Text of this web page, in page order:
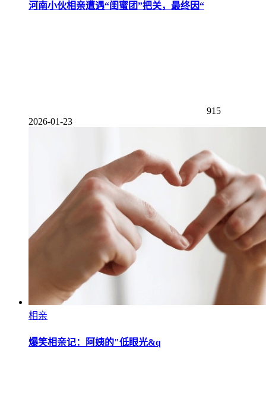
河南小伙相亲遭遇“闺蜜团”把关，最终因“
915
2026-01-23
相亲
爆笑相亲记：阿姨的"低眼光&q